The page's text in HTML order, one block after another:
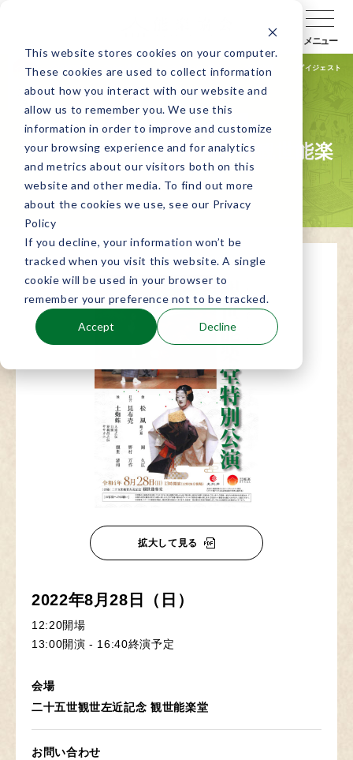
This website stores cookies on your computer.
These cookies are used to collect information
about how you interact with our website and
allow us to remember you. We use this
information in order to improve and customize
your browsing experience and for analytics
and metrics about our visitors both on this
website and other media. To find out more
about the cookies we use, see our Privacy
Policy
If you decline, your information won’t be
tracked when you visit this website. A single
cookie will be used in your browser to
remember your preference not to be tracked.
Accept Decline
メニュー
キャラバン通信 特別公演 ダイジェスト
日本全国能楽キャラバン！観世能楽
堂特別公演
拡大して見る
2022年8月28日（日）
12:20開場
13:00開演 - 16:40終演予定
会場
二十五世観世左近記念 観世能楽堂
お問い合わせ